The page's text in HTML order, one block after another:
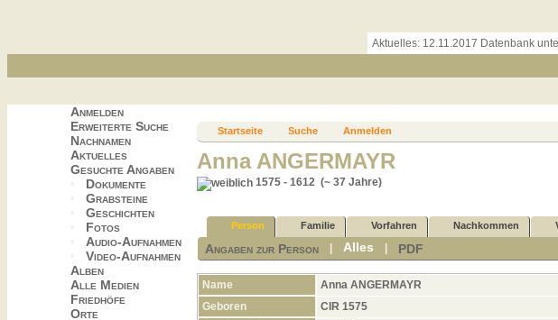
Aktuelles: 12.11.2017 Datenbank
Anmelden
Erweiterte Suche
Nachnamen
Aktuelles
Gesuchte Angaben
Dokumente
Grabsteine
Geschichten
Fotos
Audio-Aufnahmen
Video-Aufnahmen
Alben
Alle Medien
Friedhöfe
Orte
Startseite Suche Anmelden
Anna ANGERMAYR
1575 - 1612 (~ 37 Jahre)
Person Familie Vorfahren Nachkommen
Angaben zur Person |Alles PDF
Name Anna ANGERMAYR
Geboren
CIR 1575